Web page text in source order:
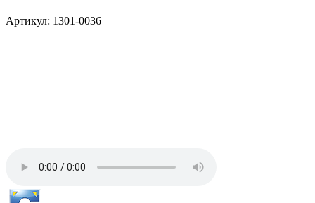
Артикул: 1301-0036